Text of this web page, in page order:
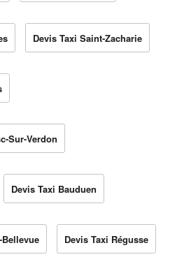
Devis Taxi Saint-Zacharie
Sur-Verdon
Devis Taxi Bauduen
Devis Taxi Régusse